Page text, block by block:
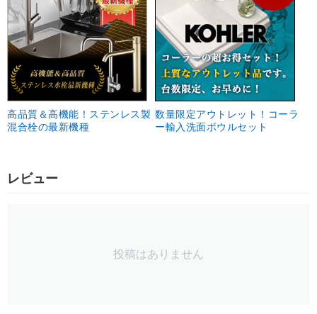
高品質＆高機能！ステンレス製
混合栓の最新機種
数量限定アウトレット！コーラ
ー輸入洗面ボウルセット
レビュー
投稿はありません